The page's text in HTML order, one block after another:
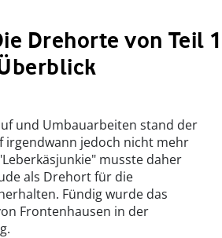
Drehorte von Teil 1
und Umbauarbeiten stand der
irgendwann jedoch nicht mehr
musste daher
als Drehort für die
Fündig wurde das
Frontenhausen in der